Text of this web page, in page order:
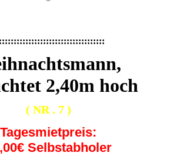
2,40m hoch
( NR . 7 )
Tagesmietpreis:
Selbstabholer